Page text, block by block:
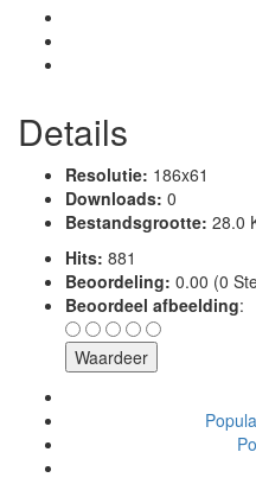
Details
Resolutie: 186x61
Downloads: 0
Bestandsgrootte: 28.0
Hits: 881
Beoordeling: 0.00 (0
Beoordeel afbeelding: